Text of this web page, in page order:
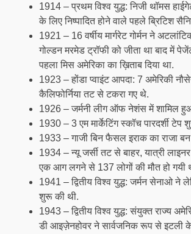
1914 – प्रथम विश्व युद्ध: निजी थॉमस
के लिए निष्पादित होने वाले पहले ब्रिटिश
1921 – 16 वर्षीय मार्गरेट गोर्मन ने
गोल्डन मरमेड ट्रॉफी को जीता था बाद में
पहला मिस अमेरिका का ख़िताब दिया था.
1923 – होंडा प्वाइंट आपदा: 7 अमेरिकी
कैलिफोर्निया तट से टकरा गए थे.
1926 – जर्मनी लीग ऑफ नेशंस में शामिल
1930 – 3 एम मार्केटिंग स्कॉच पारदर्शी टेप
1933 – गाजी बिन फैसल इराक का राजा
1934 – न्यू जर्सी तट से बाहर, यात्री
एक आग लगने से 137 लोगों की मौत हो गयी
1941 – द्वितीय विश्व युद्ध: जर्मन सेनाओ ने
शुरू की थी.
1943 – द्वितीय विश्व युद्ध: संयुक्त राज्य
डी आइज़ेनहोवर ने सार्वजनिक रूप से इटली के